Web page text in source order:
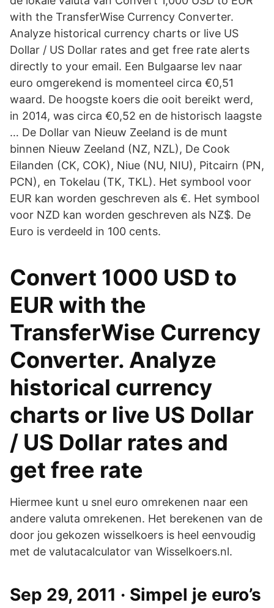
with the TransferWise Currency Converter.
Analyze historical currency charts or live US
Dollar / US Dollar rates and get free rate alerts
directly to your email. Een Bulgaarse lev naar
euro omgerekend is momenteel circa €0,51
waard. De hoogste koers die ooit bereikt werd,
in 2014, was circa €0,52 en de historisch laagste
… De Dollar van Nieuw Zeeland is de munt
binnen Nieuw Zeeland (NZ, NZL), De Cook
Eilanden (CK, COK), Niue (NU, NIU), Pitcairn (PN,
PCN), en Tokelau (TK, TKL). Het symbool voor
EUR kan worden geschreven als €. Het symbool
voor NZD kan worden geschreven als NZ$. De
Euro is verdeeld in 100 cents.
Convert 1000 USD to
EUR with the
TransferWise Currency
Converter. Analyze
historical currency
charts or live US Dollar
/ US Dollar rates and
get free rate
Hiermee kunt u snel euro omrekenen naar een
andere valuta omrekenen. Het berekenen van de
door jou gekozen wisselkoers is heel eenvoudig
met de valutacalculator van Wisselkoers.nl.
Sep 29, 2011 · Simpel je euro’s